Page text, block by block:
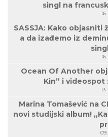
singl na
SASSJA: Kako
a da izađemo iz
Ocean Of Another
Kin” i videospot
Marina Tomašević na
novi studijski album!